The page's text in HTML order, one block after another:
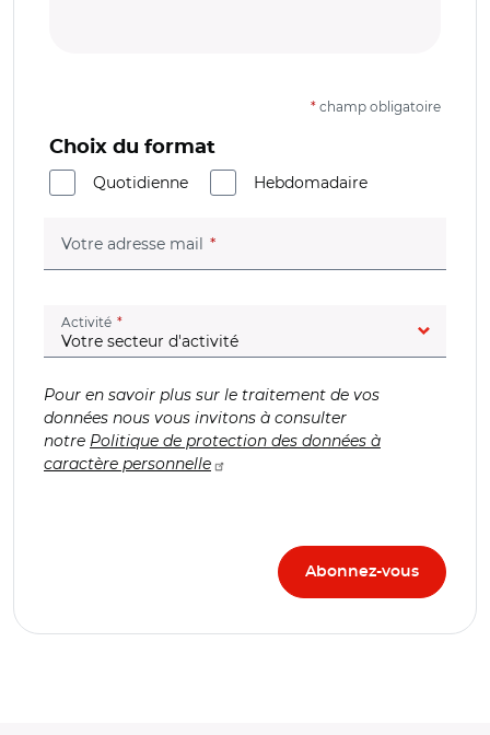
* champ obligatoire
Choix du format
Quotidienne
Hebdomadaire
Votre adresse mail (champ obligatoire)
Activité (champ obligatoire)
Pour en savoir plus sur le traitement de vos
données nous vous invitons à consulter
notre Politique de protection des données à
caractère personnelle